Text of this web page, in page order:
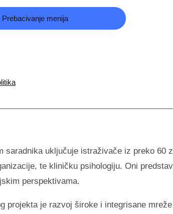
Prebacivanje menija
saradnika uključuje istraživače iz preko
te kliničku psihologiju. Oni
perspektivama.
projekta je razvoj široke i integrisane